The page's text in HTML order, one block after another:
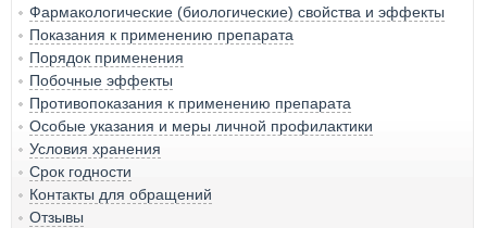
Фармакологические (биологические) свойства и эффекты
Показания к применению препарата
Порядок применения
Побочные эффекты
Противопоказания к применению препарата
Особые указания и меры личной профилактики
Условия хранения
Срок годности
Контакты для обращений
Отзывы